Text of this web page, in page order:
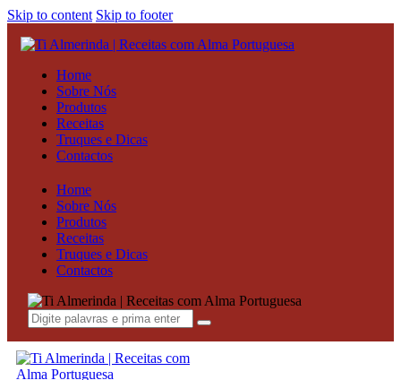
Skip to content Skip to footer
Home
Sobre Nós
Produtos
Receitas
Truques e Dicas
Contactos
Home
Sobre Nós
Produtos
Receitas
Truques e Dicas
Contactos